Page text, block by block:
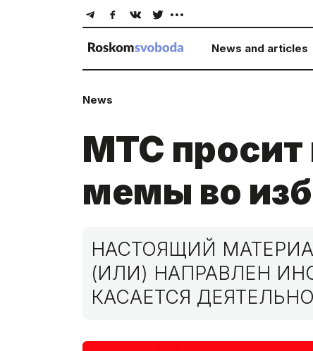
News and articles
News
МТС просит
мемы во
НАСТОЯЩИЙ
(ИЛИ) НАПРАВЛЕН
КАСАЕТСЯ